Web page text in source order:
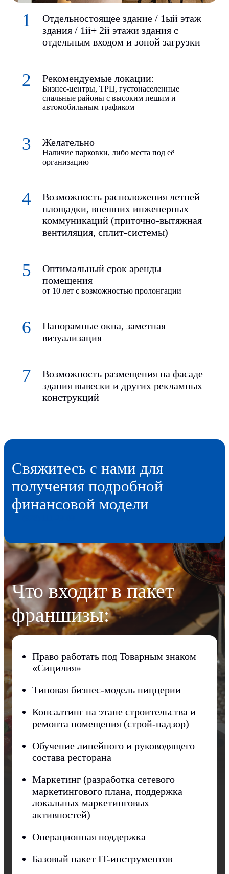
Отдельностоящее здание / 1ый этаж
здания / 1й+ 2й этажи здания с
отдельным входом и зоной загрузки
Рекомендуемые локации:
Бизнес-центры, ТРЦ, густонаселенные
спальные районы с высоким пешим и
автомобильным трафиком
Желательно
Наличие парковки, либо места под её
организацию
Возможность расположения летней
площадки, внешних инженерных
коммуникаций (приточно-вытяжная
вентиляция, сплит-системы)
Оптимальный срок аренды
помещения
от 10 лет с возможностью пролонгации
Панорамные окна, заметная
визуализация
Возможность размещения на фасаде
здания вывески и других рекламных
конструкций
Свяжитесь с нами для
получения подробной
финансовой модели
Что входит в пакет
франшизы:
Право работать под Товарным знаком
«Сицилия»
Типовая бизнес-модель пиццерии
Консалтинг на этапе строительства и
ремонта помещения (строй-надзор)
Обучение линейного и руководящего
состава ресторана
Маркетинг (разработка сетевого
маркетингового плана, поддержка
локальных маркетинговых
активностей)
Операционная поддержка
Базовый пакет IT-инструментов